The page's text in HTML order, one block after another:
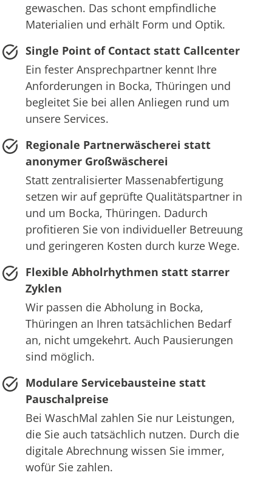
gewaschen. Das schont empfindliche
Materialien und erhält Form und Optik.
Single Point of Contact statt Callcenter
Ein fester Ansprechpartner kennt Ihre
Anforderungen in Bocka, Thüringen und
begleitet Sie bei allen Anliegen rund um
unsere Services.
Regionale Partnerwäscherei statt
anonymer Großwäscherei
Statt zentralisierter Massenabfertigung
setzen wir auf geprüfte Qualitätspartner in
und um Bocka, Thüringen. Dadurch
profitieren Sie von individueller Betreuung
und geringeren Kosten durch kurze Wege.
Flexible Abholrhythmen statt starrer
Zyklen
Wir passen die Abholung in Bocka,
Thüringen an Ihren tatsächlichen Bedarf
an, nicht umgekehrt. Auch Pausierungen
sind möglich.
Modulare Servicebausteine statt
Pauschalpreise
Bei WaschMal zahlen Sie nur Leistungen,
die Sie auch tatsächlich nutzen. Durch die
digitale Abrechnung wissen Sie immer,
wofür Sie zahlen.